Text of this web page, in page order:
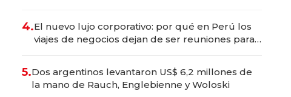
4.El nuevo lujo corporativo: por qué en Perú los
viajes de negocios dejan de ser reuniones para
5.Dos argentinos levantaron US$ 6,2 millones de
la mano de Rauch, Englebienne y Woloski